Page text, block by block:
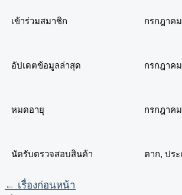
เข้าร่วมสมาชิก กรกฎาค
อัปเดตข้อมูลล่าสุด กรกฎาค
หมดอายุ กรกฎาค
นัดรับตรวจสอบสินค้า ตาก, ปร
← เรื่องก่อนหน้า